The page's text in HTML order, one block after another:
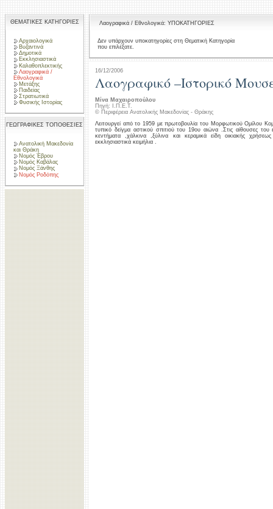
ΘΕΜΑΤΙΚΕΣ ΚΑΤΗΓΟΡΙΕΣ
Αρχαιολογικά
Βυζαντινά
Δημοτικά
Εκκλησιαστικά
Καλαθοπλεκτικής
Λαογραφικά /
Εθνολογικά
Μετάξης
Παιδείας
Στρατιωτικά
Φυσικής Ιστορίας
ΓΕΩΓΡΑΦΙΚΕΣ ΤΟΠΟΘΕΣΙΕΣ
Ανατολική Μακεδονία
και Θράκη
Νομός Έβρου
Νομός Καβάλας
Νομός Ξάνθης
Νομός Ροδόπης
Λαογραφικά / Εθνολογικά: ΥΠΟΚΑΤΗΓΟΡΙΕΣ
Δεν υπάρχουν υποκατηγορίες στη Θεματική Κατηγορία
που επιλέξατε.
16/12/2006
Λαογραφικό –Ιστορικό
Μίνα Μαχαιροπούλου
Πηγή: Ι.Π.Ε.Τ.
© Περιφέρεια Ανατολικής Μακεδονίας - Θράκης
Λειτουργεί από το 1959 με πρωτοβουλία του Μορφωτικού Ομίλου
τυπικό δείγμα αστικού σπιτιού του 19ου αιώνα .Στις αίθουσες του
κεντήματα ,χάλκινα ,ξύλινα και κεραμικά είδη οικιακής
εκκλησιαστικά κειμήλια .